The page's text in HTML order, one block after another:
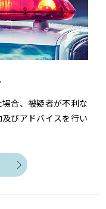
合、被疑者が不利な
びアドバイスを行い